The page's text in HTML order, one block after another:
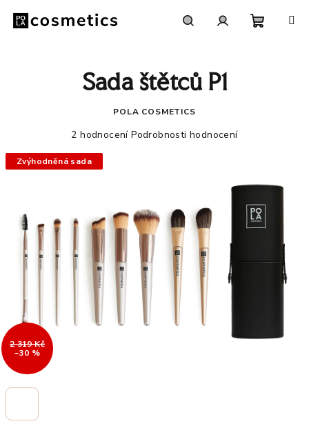
obsah
Sada štětců P1
POLA COSMETICS
Průměrné
produktu
5
hvězdiček.
2 hodnocení Podrobnosti hodnocení
Zvýhodněná sada
2 319 Kč
–30 %